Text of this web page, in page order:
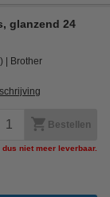
glanzend 24
Brother
Bestellen
niet meer leverbaar.